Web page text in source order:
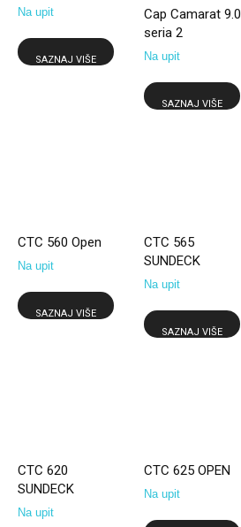
Na upit
SAZNAJ VIŠE
Cap Camarat 9.0
seria 2
Na upit
SAZNAJ VIŠE
CTC 560 Open
Na upit
SAZNAJ VIŠE
CTC 565
SUNDECK
Na upit
SAZNAJ VIŠE
CTC 620
SUNDECK
Na upit
CTC 625 OPEN
Na upit